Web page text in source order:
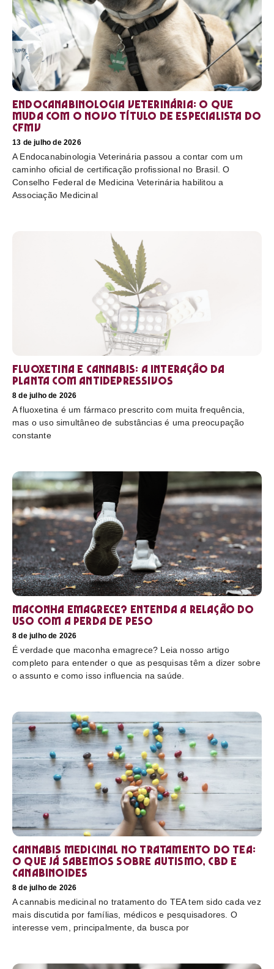
Endocanabinologia Veterinária: o que
muda com o novo título de especialista do
CFMV
13 de julho de 2026
A Endocanabinologia Veterinária passou a contar com um
caminho oficial de certificação profissional no Brasil. O
Conselho Federal de Medicina Veterinária habilitou a
Associação Medicinal
Fluoxetina e Cannabis: a interação da
planta com antidepressivos
8 de julho de 2026
A fluoxetina é um fármaco prescrito com muita frequência,
mas o uso simultâneo de substâncias é uma preocupação
constante
Maconha emagrece? Entenda a relação do
uso com a perda de peso
8 de julho de 2026
É verdade que maconha emagrece? Leia nosso artigo
completo para entender o que as pesquisas têm a dizer sobre
o assunto e como isso influencia na saúde.
Cannabis medicinal no tratamento do TEA:
o que já sabemos sobre autismo, CBD e
canabinoides
8 de julho de 2026
A cannabis medicinal no tratamento do TEA tem sido cada vez
mais discutida por famílias, médicos e pesquisadores. O
interesse vem, principalmente, da busca por